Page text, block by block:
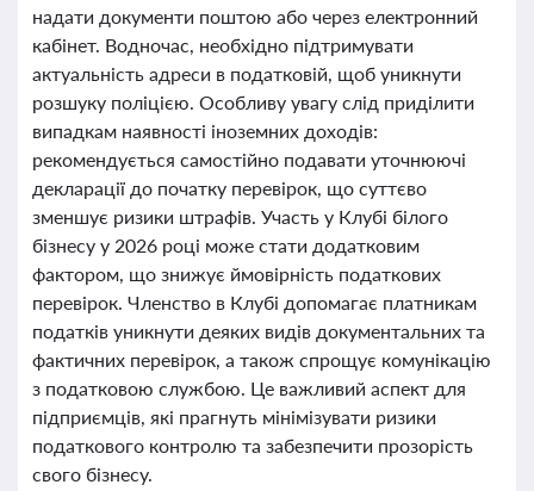
надати документи поштою або через електронний
кабінет. Водночас, необхідно підтримувати
актуальність адреси в податковій, щоб уникнути
розшуку поліцією. Особливу увагу слід приділити
випадкам наявності іноземних доходів:
рекомендується самостійно подавати уточнюючі
декларації до початку перевірок, що суттєво
зменшує ризики штрафів. Участь у Клубі білого
бізнесу у 2026 році може стати додатковим
фактором, що знижує ймовірність податкових
перевірок. Членство в Клубі допомагає платникам
податків уникнути деяких видів документальних та
фактичних перевірок, а також спрощує комунікацію
з податковою службою. Це важливий аспект для
підприємців, які прагнуть мінімізувати ризики
податкового контролю та забезпечити прозорість
свого бізнесу.